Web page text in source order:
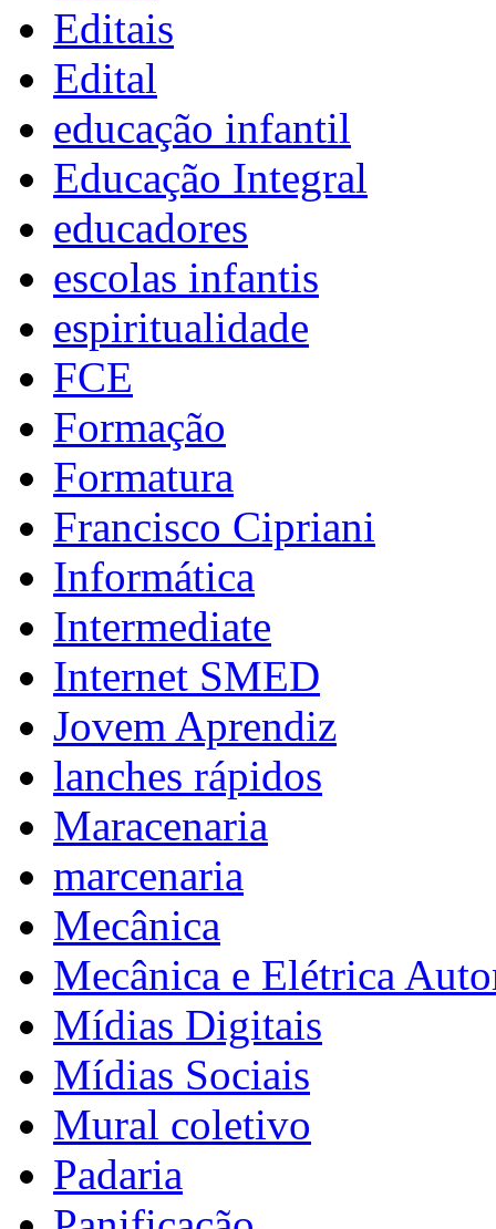
Editais
Edital
educação infantil
Educação Integral
educadores
escolas infantis
espiritualidade
FCE
Formação
Formatura
Francisco Cipriani
Informática
Intermediate
Internet SMED
Jovem Aprendiz
lanches rápidos
Maracenaria
marcenaria
Mecânica
Mecânica e Elétrica
Mídias Digitais
Mídias Sociais
Mural coletivo
Padaria